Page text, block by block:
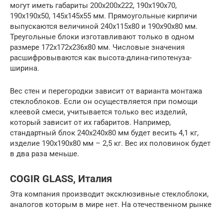
могут иметь габариты 200х200х222, 190х190х70,
190х190х50, 145х145х55 мм. Прямоугольные кирпичи
выпускаются величиной 240х115х80 и 190х90х80 мм.
Треугольные блоки изготавливают только в одном
размере 172х172х236х80 мм. Числовые значения
расшифровываются как высота-длина-гипотенуза-
ширина.
Вес стен и перегородки зависит от варианта монтажа
стеклоблоков. Если он осуществляется при помощи
клеевой смеси, учитывается только вес изделий,
который зависит от их габаритов. Например,
стандартный блок 240х240х80 мм будет весить 4,1 кг,
изделие 190х190х80 мм – 2,5 кг. Вес их половинок будет
в два раза меньше.
COGIR GLASS, Италия
Эта компания производит эксклюзивные стеклоблоки,
аналогов которым в мире нет. На отечественном рынке